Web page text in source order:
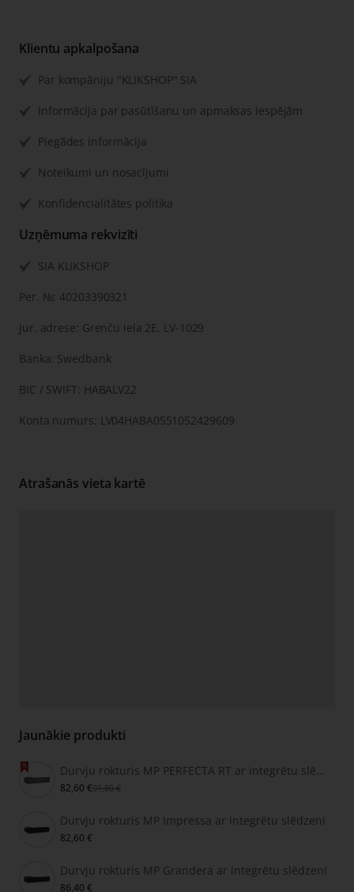
Klientu apkalpošana
Par kompāniju "KLIKSHOP" SIA
Informācija par pasūtīšanu un apmaksas iespējām
Piegādes informācija
Noteikumi un nosacījumi
Konfidencialitātes politika
Uzņēmuma rekvizīti
SIA KLIKSHOP
Рег. №: 40203390321
Jur. adrese: Grenču iela 2E, LV-1029
Banka: Swedbank
BIC / SWIFT: HABALV22
Konta numurs: LV04HABA0551052429609
Atrašanās vieta kartē
Jaunākie produkti
Durvju rokturis MP PERFECTA RT ar integrētu slēdzeni
82,60 €91,80 €
Durvju rokturis MP Impressa ar integrētu slēdzeni
82,60 €
Durvju rokturis MP Grandera ar integrētu slēdzeni
86,40 €